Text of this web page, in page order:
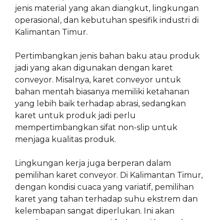
jenis material yang akan diangkut, lingkungan
operasional, dan kebutuhan spesifik industri di
Kalimantan Timur.
Pertimbangkan jenis bahan baku atau produk
jadi yang akan digunakan dengan karet
conveyor. Misalnya, karet conveyor untuk
bahan mentah biasanya memiliki ketahanan
yang lebih baik terhadap abrasi, sedangkan
karet untuk produk jadi perlu
mempertimbangkan sifat non-slip untuk
menjaga kualitas produk.
Lingkungan kerja juga berperan dalam
pemilihan karet conveyor. Di Kalimantan Timur,
dengan kondisi cuaca yang variatif, pemilihan
karet yang tahan terhadap suhu ekstrem dan
kelembapan sangat diperlukan. Ini akan